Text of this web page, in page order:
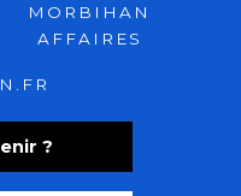
?
MORBIHAN
AFFAIRES